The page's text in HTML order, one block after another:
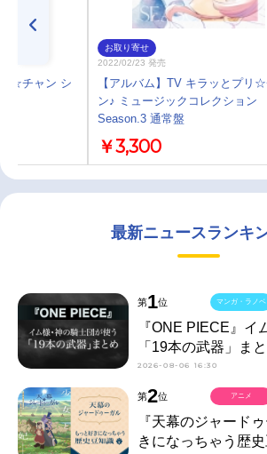
☆チャン シ
お取り寄せ
2022/02/23 発売
【アルバム】TV キラッとプリ
ン♪ ミュージックコレクション
Season.3 通常盤
￥3,300
最新ニュースランキ
第1位
『ONE PIECE』イ
「19本の武器」ま
2026-08-06 16:30
マンガ・ラノベ
第2位
『天幕のジャード
きになっちゃう歴
アニメ